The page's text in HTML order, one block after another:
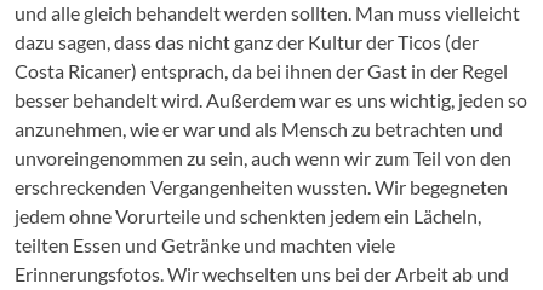
und alle gleich behandelt werden sollten. Man muss vielleicht
dazu sagen, dass das nicht ganz der Kultur der Ticos (der
Costa Ricaner) entsprach, da bei ihnen der Gast in der Regel
besser behandelt wird. Außerdem war es uns wichtig, jeden so
anzunehmen, wie er war und als Mensch zu betrachten und
unvoreingenommen zu sein, auch wenn wir zum Teil von den
erschreckenden Vergangenheiten wussten. Wir begegneten
jedem ohne Vorurteile und schenkten jedem ein Lächeln,
teilten Essen und Getränke und machten viele
Erinnerungsfotos. Wir wechselten uns bei der Arbeit ab und